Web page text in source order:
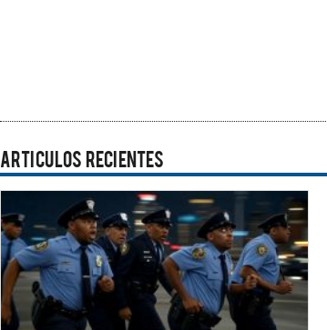
ARTICULOS RECIENTES